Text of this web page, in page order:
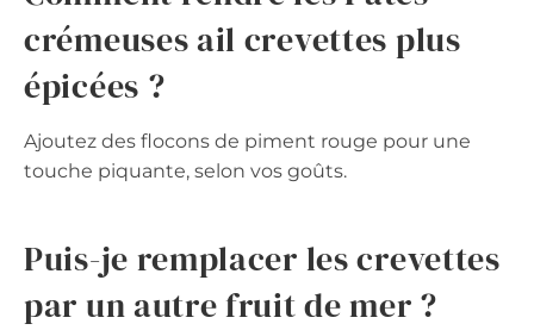
crémeuses ail crevettes plus
épicées ?
Ajoutez des flocons de piment rouge pour une
touche piquante, selon vos goûts.
Puis-je remplacer les crevettes
par un autre fruit de mer ?